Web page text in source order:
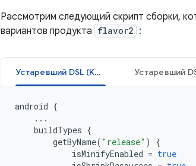
Рассмотрим следующий скрипт сборки,
вариантов продукта flavor2 :
Устаревший DSL (Kotlin)
android {
...
buildTypes {
getByName( "release" )
{
isMinifyEnabled = true